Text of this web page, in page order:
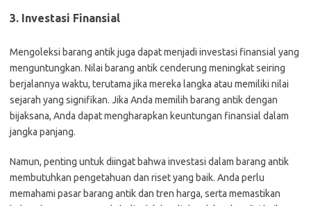
3. Investasi Finansial
Mengoleksi barang antik juga dapat menjadi investasi finansial yang
menguntungkan. Nilai barang antik cenderung meningkat seiring
berjalannya waktu, terutama jika mereka langka atau memiliki nilai
sejarah yang signifikan. Jika Anda memilih barang antik dengan
bijaksana, Anda dapat mengharapkan keuntungan finansial dalam
jangka panjang.
Namun, penting untuk diingat bahwa investasi dalam barang antik
membutuhkan pengetahuan dan riset yang baik. Anda perlu
memahami pasar barang antik dan tren harga, serta memastikan